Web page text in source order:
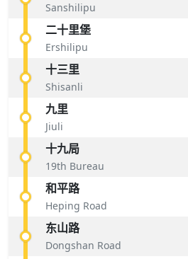
Sanshilipu
二十里堡
Ershilipu
十三里
Shisanli
九里
Jiuli
十九局
19th Bureau
和平路
Heping Road
东山路
Dongshan Road